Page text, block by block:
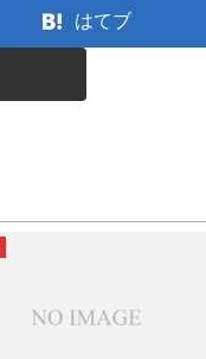
はてブ